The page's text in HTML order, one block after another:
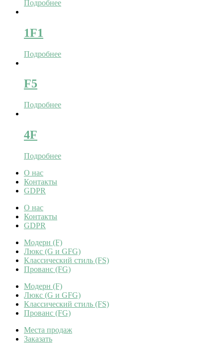
Подробнее
1F1
Подробнее
F5
Подробнее
4F
Подробнее
О нас
Контакты
GDPR
О нас
Контакты
GDPR
Модерн (F)
Люкс (G и GFG)
Классический стиль (FS)
Прованс (FG)
Модерн (F)
Люкс (G и GFG)
Классический стиль (FS)
Прованс (FG)
Места продаж
Заказать